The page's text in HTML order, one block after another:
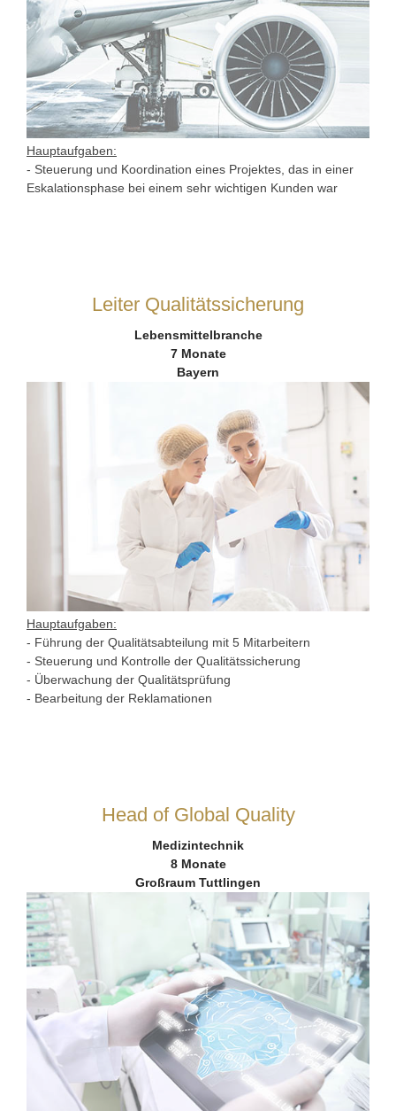
Hauptaufgaben:
- Steuerung und Koordination eines Projektes, das in einer
Eskalationsphase bei einem sehr wichtigen Kunden war
Leiter Qualitätssicherung
Lebensmittelbranche
7 Monate
Bayern
Hauptaufgaben:
- Führung der Qualitätsabteilung mit 5 Mitarbeitern
- Steuerung und Kontrolle der Qualitätssicherung
- Überwachung der Qualitätsprüfung
- Bearbeitung der Reklamationen
Head of Global Quality
Medizintechnik
8 Monate
Großraum Tuttlingen